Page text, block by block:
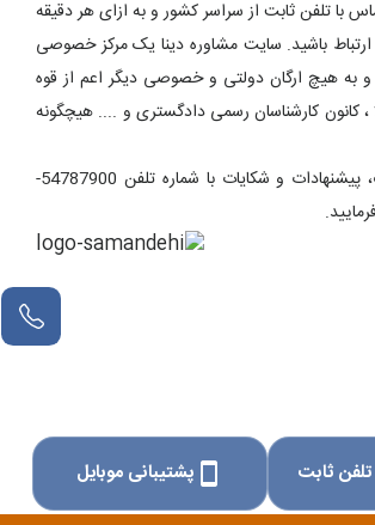
( تماس با تلفن ثابت از سراسر کشور و به ازای هر دقیقه
) در ارتباط باشید. سایت مشاوره دینا یک مرکز خصوصی
و به هیچ ارگان دولتی و خصوصی دیگر اعم از قوه
، کانون کارشناسان رسمی دادگستری و .... هیچگونه
جهت ارئه انتقادات، پیشنهادات و شکایات با شماره تلفن 54787900-
ثابت smartphone پشتیبانی موبایل